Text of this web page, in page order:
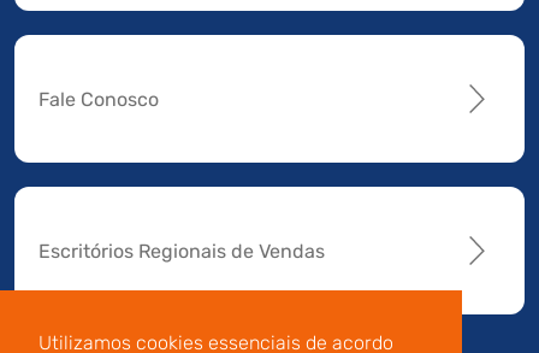
Utilizamos cookies essenciais de acordo
Fale Conosco
Escritórios Regionais de Vendas